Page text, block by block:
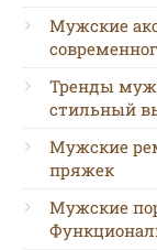
Мужские
Тренды
стильный
Мужские
пряжек
Мужские